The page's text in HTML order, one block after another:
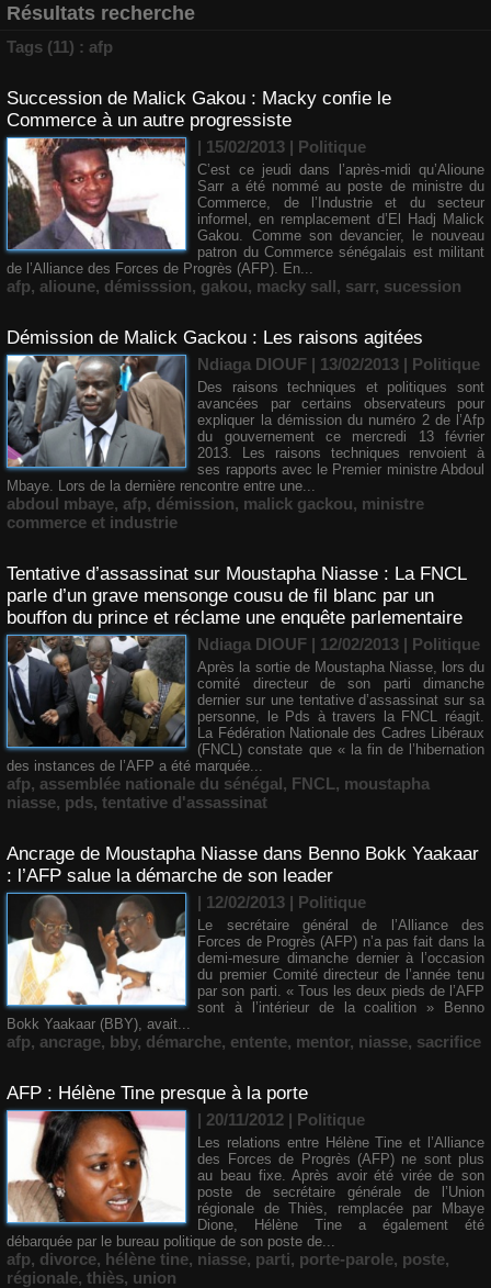
Résultats recherche
Tags (11) : afp
Succession de Malick Gakou : Macky confie le
Commerce à un autre progressiste
| 15/02/2013 | Politique
C’est ce jeudi dans l’après-midi qu’Alioune
Sarr a été nommé au poste de ministre du
Commerce, de l’Industrie et du secteur
informel, en remplacement d’El Hadj Malick
Gakou. Comme son devancier, le nouveau
patron du Commerce sénégalais est militant
de l’Alliance des Forces de Progrès (AFP). En...
afp, alioune, démisssion, gakou, macky sall, sarr, sucession
Démission de Malick Gackou : Les raisons agitées
Ndiaga DIOUF | 13/02/2013 | Politique
Des raisons techniques et politiques sont
avancées par certains observateurs pour
expliquer la démission du numéro 2 de l’Afp
du gouvernement ce mercredi 13 février
2013. Les raisons techniques renvoient à
ses rapports avec le Premier ministre Abdoul
Mbaye. Lors de la dernière rencontre entre une...
abdoul mbaye, afp, démission, malick gackou, ministre
commerce et industrie
Tentative d’assassinat sur Moustapha Niasse : La FNCL
parle d’un grave mensonge cousu de fil blanc par un
bouffon du prince et réclame une enquête parlementaire
Ndiaga DIOUF | 12/02/2013 | Politique
Après la sortie de Moustapha Niasse, lors du
comité directeur de son parti dimanche
dernier sur une tentative d’assassinat sur sa
personne, le Pds à travers la FNCL réagit.
La Fédération Nationale des Cadres Libéraux
(FNCL) constate que « la fin de l’hibernation
des instances de l’AFP a été marquée...
afp, assemblée nationale du sénégal, FNCL, moustapha
niasse, pds, tentative d'assassinat
Ancrage de Moustapha Niasse dans Benno Bokk Yaakaar
: l’AFP salue la démarche de son leader
| 12/02/2013 | Politique
Le secrétaire général de l’Alliance des
Forces de Progrès (AFP) n’a pas fait dans la
demi-mesure dimanche dernier à l’occasion
du premier Comité directeur de l’année tenu
par son parti. « Tous les deux pieds de l’AFP
sont à l’intérieur de la coalition » Benno
Bokk Yaakaar (BBY), avait...
afp, ancrage, bby, démarche, entente, mentor, niasse, sacrifice
AFP : Hélène Tine presque à la porte
| 20/11/2012 | Politique
Les relations entre Hélène Tine et l’Alliance
des Forces de Progrès (AFP) ne sont plus
au beau fixe. Après avoir été virée de son
poste de secrétaire générale de l’Union
régionale de Thiès, remplacée par Mbaye
Dione, Hélène Tine a également été
débarquée par le bureau politique de son poste de...
afp, divorce, hélène tine, niasse, parti, porte-parole, poste,
régionale, thiès, union